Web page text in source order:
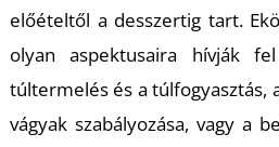
előételtől a desszertig tart.
olyan aspektusaira hívják
túltermelés és a túlfogyasztás,
vágyak szabályozása, vagy a